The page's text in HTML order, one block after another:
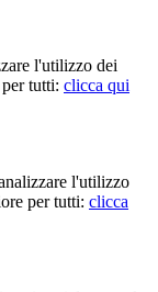
l'utilizzo dei
tutti: clicca qui
l'utilizzo
per tutti: clicca